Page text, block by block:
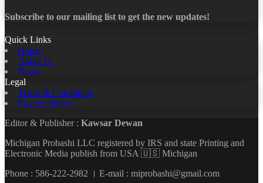
Subscribe to our mailing list to get the new updates!
Quick Links
Home
About Us
News
Legal
Terms & Conditions
Privacy Policy
Editor & Publisher : Kawsar Dewan
Michigan Probashi LLC registered by IRS and state Printing and
Electronic Media publish from USA 🇺🇸 Michigan
Phone : 586-222-2982 । E-mail : miprobashi@gmail.com